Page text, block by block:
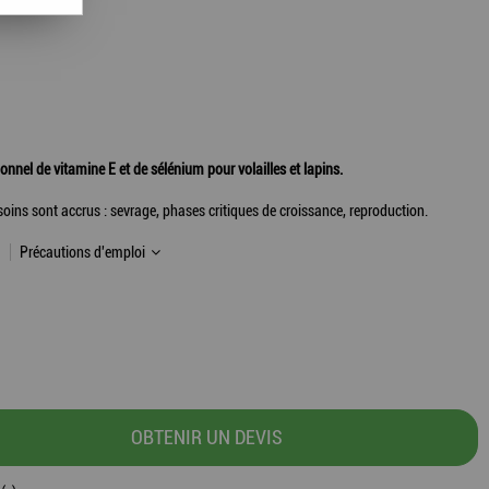
de vitamine E et de sélénium pour volailles et lapins.
sont accrus : sevrage, phases critiques de croissance, reproduction.
Précautions d'emploi
OBTENIR UN DEVIS